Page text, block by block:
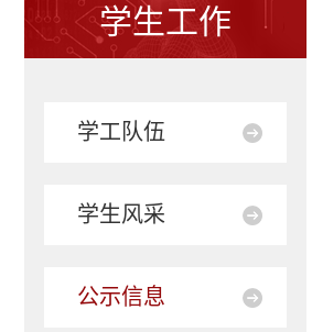
学生工作
学工队伍
学生风采
公示信息